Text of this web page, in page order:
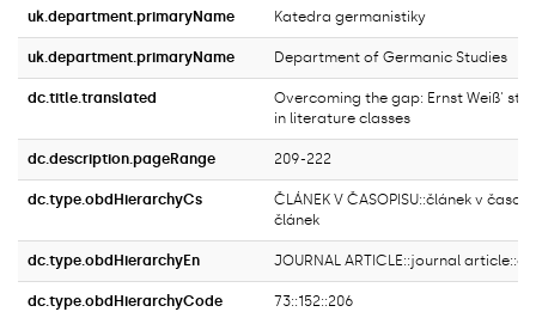
uk.department.primaryName Katedra germanistiky
uk.department.primaryName Department of Germanic Studies
dc.title.translated
Overcoming the gap: Ernst Weiß'
in literature classes
dc.description.pageRange 209-222
dc.type.obdHierarchyCs
ČLÁNEK V ČASOPISU::článek v
článek
dc.type.obdHierarchyEn JOURNAL ARTICLE::journal
dc.type.obdHierarchyCode 73::152::206